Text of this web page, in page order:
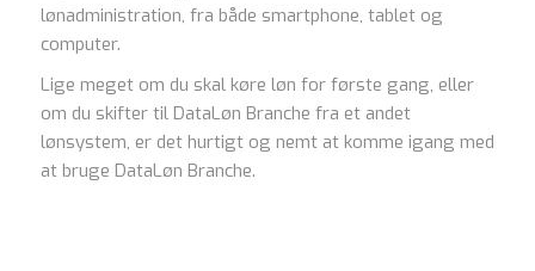
lønadministration, fra både smartphone, tablet og
computer.
Lige meget om du skal køre løn for første gang, eller
om du skifter til DataLøn Branche fra et andet
lønsystem, er det hurtigt og nemt at komme igang med
at bruge DataLøn Branche.